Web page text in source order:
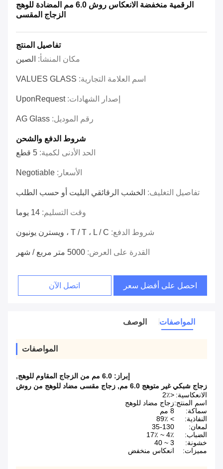
الرقمية منخفضة الانعكاس روش 6.0 مم المضادة للوهج
الزجاج المقسى
تفاصيل المنتج
مكان المنشأ: الصين
اسم العلامة التجارية: VALUES GLASS
إصدار الشهادات:UponRequest
رقم الموديل: AG Glass
شروط الدفع والشحن
الحد الأدنى لكمية: 5 قطع
الأسعار: Negotiable
تفاصيل التغليف: الخشب الرقائقي البليت أو حسب الطلب
وقت التسليم: 14 يوما
شروط الدفع: T / T ، L / C ، ويسترن يونيون
القدرة على العرض: 5000 متر مربع / شهر
احصل على أفضل سعر اتصل الآن
المواصفات الوصف
المواصفات
إبراز: 6.0 مم من الزجاج المقاوم للوهج
,
زجاج شبكي غير متوهج 6.0 مم
, زجاج مقسى مضاد للوهج من روش
الانعكاسية: <2٪
اسم المنتج:زجاج مضاد للوهج
سماكة:
8 مم
النفاذية:
> 89٪
لمعان:
35-130
الضباب:
4٪ ~ 17٪
خشونة:
3 ~ 40
مميزات:
انعكاس منخفض